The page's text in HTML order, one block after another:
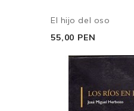
El hijo del oso
55,00 PEN